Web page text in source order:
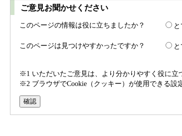
ご意見お聞かせください
このページの情報は役に立ちましたか？
このページは見つけやすかったですか？
※1 いただいたご意見は、より分かりやすく役に立
※2 ブラウザでCookie（クッキー）が使用できる設